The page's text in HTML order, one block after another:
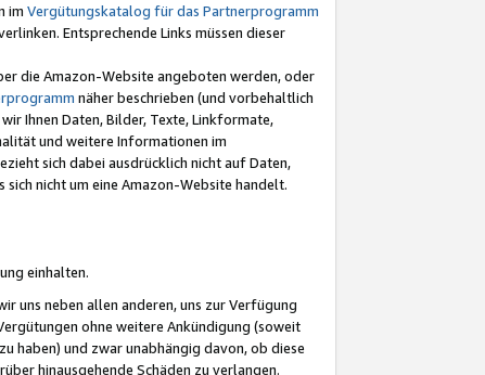
im Vergütungskatalog für das Partnerprogramm
Entsprechende Links müssen dieser
die Amazon-Website angeboten werden, oder
näher beschrieben (und vorbehaltlich
Ihnen Daten, Bilder, Texte, Linkformate,
und weitere Informationen im
sich dabei ausdrücklich nicht auf Daten,
nicht um eine Amazon-Website handelt.
einhalten.
uns neben allen anderen, uns zur Verfügung
ohne weitere Ankündigung (soweit
haben) und zwar unabhängig davon, ob diese
hinausgehende Schäden zu verlangen.